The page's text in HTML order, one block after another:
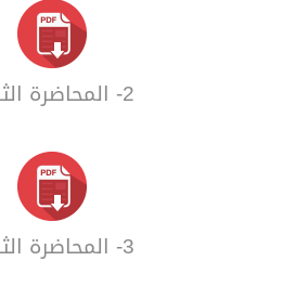
2- المحاضرة الثانية
3- المحاضرة الثالثة